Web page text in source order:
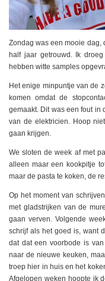
Zondag was een mooie dag,
half jaar getrouwd. Ik
hebben witte samples
Het enige minpuntje van de
komen omdat de
gemaakt. Dit was een fout in
van de elektricien. Hoop
gaan krijgen.
We sloten de week af met
alleen maar een kookpitje
maar de pasta te koken, de
Op het moment van
met gladstrijken van de
gaan verven. Volgende
schrijf als het goed is, want
dat dat een voorbode is
naar de nieuwe keuken,
troep hier in huis en het
Afgelopen weken hoopte ik